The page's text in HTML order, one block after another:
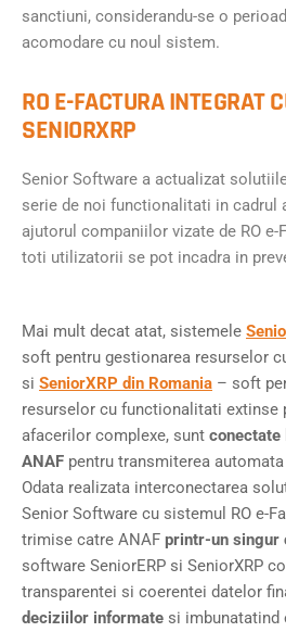
sanctiuni, considerandu-se o
acomodare cu noul sistem.
RO E-FACTURA INTEGRAT
SENIORXRP
Senior Software a actualizat
serie de noi functionalitati in cadrul
ajutorul companiilor vizate de RO
toti utilizatorii se pot incadra in
Mai mult decat atat, sistemele
soft pentru gestionarea resurselor
si SeniorXRP din Romania – soft
resurselor cu functionalitati extinse
afacerilor complexe, sunt conectate
ANAF pentru transmiterea
Odata realizata interconectarea
Senior Software cu sistemul RO e-
trimise catre ANAF printr-un singur
software SeniorERP si SeniorXRP
transparentei si coerentei datelor
deciziilor informate si imbunatatind